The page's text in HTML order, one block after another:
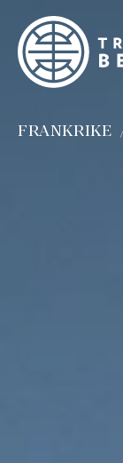
FRANKRIKE